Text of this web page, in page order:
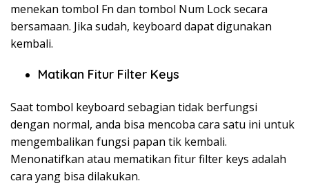
menekan tombol Fn dan tombol Num Lock secara
bersamaan. Jika sudah, keyboard dapat digunakan
kembali.
Matikan Fitur Filter Keys
Saat tombol keyboard sebagian tidak berfungsi
dengan normal, anda bisa mencoba cara satu ini untuk
mengembalikan fungsi papan tik kembali.
Menonatifkan atau mematikan fitur filter keys adalah
cara yang bisa dilakukan.